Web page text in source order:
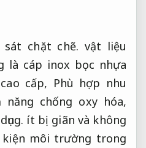
sát chặt chẽ. vật liệu
là cáp inox bọc nhựa
cấp, Phù hợp nhu
năng chống oxy hóa,
ít bị giãn và không
môi trường trong